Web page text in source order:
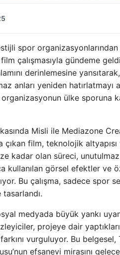
spor
çalışmasıyla gündeme
derinlemesine
anları yeniden
ülke sporuna
Misli ile Mediazone
film, teknolojik altyapısı
kadar olan süreci,
kullanılan görsel efektler ve
Bu çalışma, sadece spor
medyada büyük yankı
projeye dair
vurguluyor. Bu
efsanevi mirasını